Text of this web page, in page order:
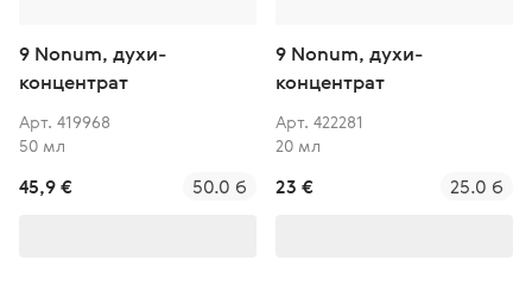
9 Nonum, духи-
концентрат
Арт. 419968
50 мл
45,9 € 50.0 б
9 Nonum, духи-
концентрат
Арт. 422281
20 мл
23 € 25.0 б